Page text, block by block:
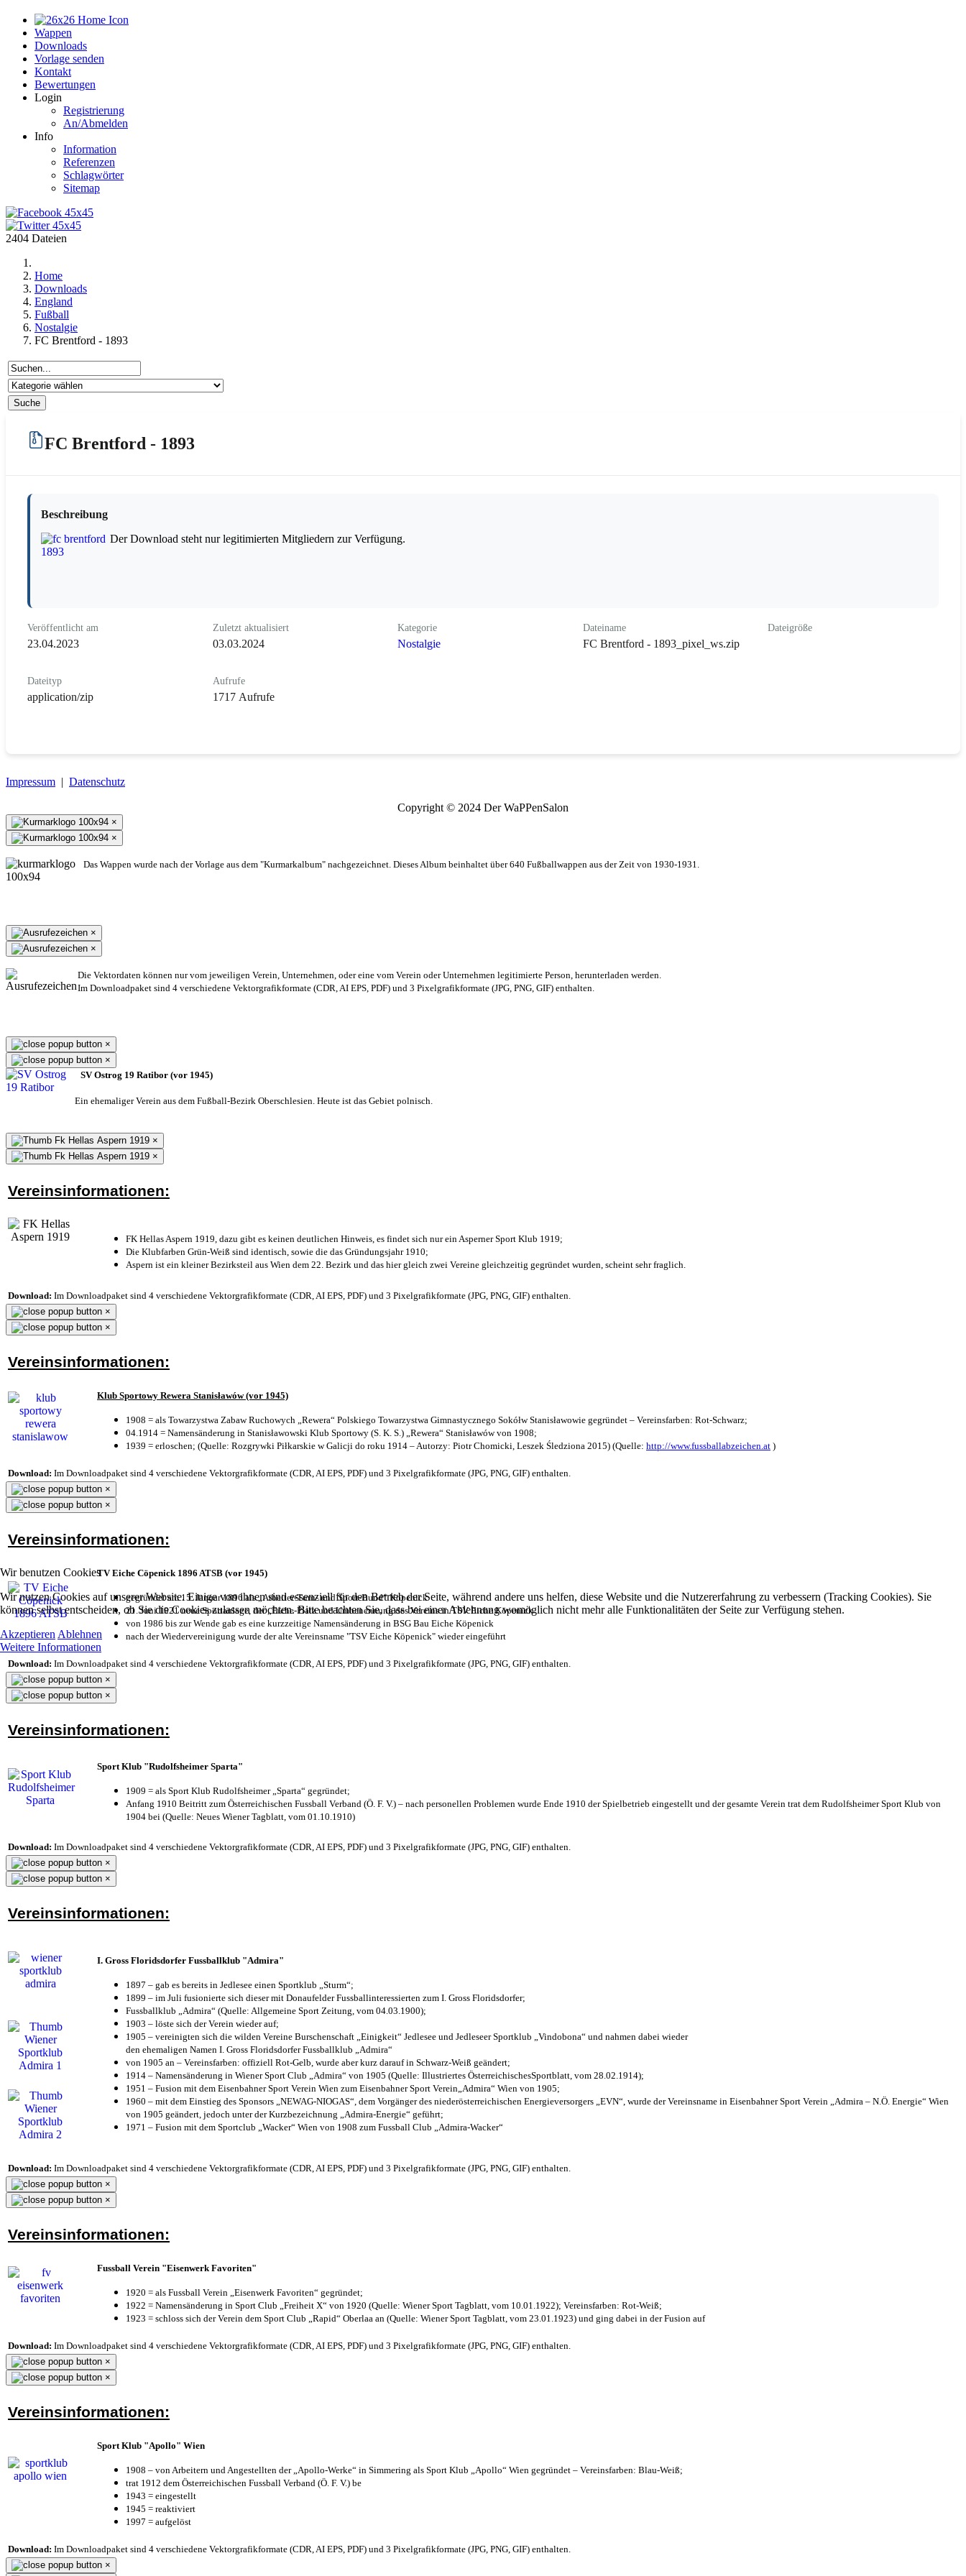
Wappen
Downloads
Vorlage senden
Kontakt
Bewertungen
Login
Registrierung
An/Abmelden
Info
Information
Referenzen
Schlagwörter
Sitemap
2404 Dateien
Home
Downloads
England
Fußball
Nostalgie
FC Brentford - 1893
FC Brentford - 1893
Beschreibung
Der Download steht nur legitimierten Mitgliedern zur Verfügung.
Veröffentlicht am
23.04.2023
Zuletzt aktualisiert
03.03.2024
Kategorie
Nostalgie
Dateiname
FC Brentford - 1893_pixel_ws.zip
Dateigröße
Dateityp
application/zip
Aufrufe
1717 Aufrufe
Impressum | Datenschutz
Copyright © 2024 Der WaPPenSalon
Wir benutzen Cookies
Wir nutzen Cookies auf unserer Website. Einige von ihnen sind essenziell für den Betrieb der Seite, während andere uns helfen, diese Website und die Nutzererfahrung zu verbessern (Tracking Cookies). Sie
können selbst entscheiden, ob Sie die Cookies zulassen möchten. Bitte beachten Sie, dass bei einer Ablehnung womöglich nicht mehr alle Funktionalitäten der Seite zur Verfügung stehen.
Akzeptieren Ablehnen
Weitere Informationen
×
×
Das Wappen wurde nach der Vorlage aus dem "Kurmarkalbum" nachgezeichnet. Dieses Album beinhaltet über 640 Fußballwappen aus der Zeit von 1930-1931.
×
×
Die Vektordaten können nur vom jeweiligen Verein, Unternehmen, oder eine vom Verein oder Unternehmen legitimierte Person, herunterladen werden.
Im Downloadpaket sind 4 verschiedene Vektorgrafikformate (CDR, AI EPS, PDF) und 3 Pixelgrafikformate (JPG, PNG, GIF) enthalten.
×
×
SV Ostrog 19 Ratibor (vor 1945)
Ein ehemaliger Verein aus dem Fußball-Bezirk Oberschlesien. Heute ist das Gebiet polnisch.
×
×
Vereinsinformationen:
FK Hellas Aspern 1919, dazu gibt es keinen deutlichen Hinweis, es findet sich nur ein Asperner Sport Klub 1919;
Die Klubfarben Grün-Weiß sind identisch, sowie die das Gründungsjahr 1910;
Aspern ist ein kleiner Bezirksteil aus Wien dem 22. Bezirk und das hier gleich zwei Vereine gleichzeitig gegründet wurden, scheint sehr fraglich.
Download: Im Downloadpaket sind 4 verschiedene Vektorgrafikformate (CDR, AI EPS, PDF) und 3 Pixelgrafikformate (JPG, PNG, GIF) enthalten.
×
×
Vereinsinformationen:
Klub Sportowy Rewera Stanisławów (vor 1945)
1908 = als Towarzystwa Zabaw Ruchowych „Rewera“ Polskiego Towarzystwa Gimnastycznego Sokółw Stanisławowie gegründet – Vereinsfarben: Rot-Schwarz;
04.1914 = Namensänderung in Stanisławowski Klub Sportowy (S. K. S.) „Rewera“ Stanisławów von 1908;
1939 = erloschen; (Quelle: Rozgrywki Piłkarskie w Galicji do roku 1914 – Autorzy: Piotr Chomicki, Leszek Śledziona 2015) (Quelle: http://www.fussballabzeichen.at )
Download: Im Downloadpaket sind 4 verschiedene Vektorgrafikformate (CDR, AI EPS, PDF) und 3 Pixelgrafikformate (JPG, PNG, GIF) enthalten.
×
×
Vereinsinformationen:
TV Eiche Cöpenick 1896 ATSB (vor 1945)
gegründet am 15. Januar 1896 als „Arbeiter-Turn- und Sport-Bund“ Köpenick
21. Juni 1921 neue Sportanlage, der „Eiche-Platz und Umbenennung des Vereins in TSV Eiche Köpenick
von 1986 bis zur Wende gab es eine kurzzeitige Namensänderung in BSG Bau Eiche Köpenick
nach der Wiedervereinigung wurde der alte Vereinsname "TSV Eiche Köpenick" wieder eingeführt
Download: Im Downloadpaket sind 4 verschiedene Vektorgrafikformate (CDR, AI EPS, PDF) und 3 Pixelgrafikformate (JPG, PNG, GIF) enthalten.
×
×
Vereinsinformationen:
Sport Klub "Rudolfsheimer Sparta"
1909 = als Sport Klub Rudolfsheimer „Sparta“ gegründet;
Anfang 1910 Beitritt zum Österreichischen Fussball Verband (Ö. F. V.) – nach personellen Problemen wurde Ende 1910 der Spielbetrieb eingestellt und der gesamte Verein trat dem Rudolfsheimer Sport Klub von
1904 bei (Quelle: Neues Wiener Tagblatt, vom 01.10.1910)
Download: Im Downloadpaket sind 4 verschiedene Vektorgrafikformate (CDR, AI EPS, PDF) und 3 Pixelgrafikformate (JPG, PNG, GIF) enthalten.
×
×
Vereinsinformationen:
I. Gross Floridsdorfer Fussballklub "Admira"
1897 – gab es bereits in Jedlesee einen Sportklub „Sturm“;
1899 – im Juli fusionierte sich dieser mit Donaufelder Fussballinteressierten zum I. Gross Floridsdorfer;
Fussballklub „Admira“ (Quelle: Allgemeine Sport Zeitung, vom 04.03.1900);
1903 – löste sich der Verein wieder auf;
1905 – vereinigten sich die wilden Vereine Burschenschaft „Einigkeit“ Jedlesee und Jedleseer Sportklub „Vindobona“ und nahmen dabei wieder
den ehemaligen Namen I. Gross Floridsdorfer Fussballklub „Admira“
von 1905 an – Vereinsfarben: offiziell Rot-Gelb, wurde aber kurz darauf in Schwarz-Weiß geändert;
1914 – Namensänderung in Wiener Sport Club „Admira“ von 1905 (Quelle: Illustriertes ÖsterreichischesSportblatt, vom 28.02.1914);
1951 – Fusion mit dem Eisenbahner Sport Verein Wien zum Eisenbahner Sport Verein„Admira“ Wien von 1905;
1960 – mit dem Einstieg des Sponsors „NEWAG-NIOGAS“, dem Vorgänger des niederösterreichischen Energieversorgers „EVN“, wurde der Vereinsname in Eisenbahner Sport Verein „Admira – N.Ö. Energie“ Wien
von 1905 geändert, jedoch unter der Kurzbezeichnung „Admira-Energie“ geführt;
1971 – Fusion mit dem Sportclub „Wacker“ Wien von 1908 zum Fussball Club „Admira-Wacker“
Download: Im Downloadpaket sind 4 verschiedene Vektorgrafikformate (CDR, AI EPS, PDF) und 3 Pixelgrafikformate (JPG, PNG, GIF) enthalten.
×
×
Vereinsinformationen:
Fussball Verein "Eisenwerk Favoriten"
1920 = als Fussball Verein „Eisenwerk Favoriten“ gegründet;
1922 = Namensänderung in Sport Club „Freiheit X“ von 1920 (Quelle: Wiener Sport Tagblatt, vom 10.01.1922); Vereinsfarben: Rot-Weiß;
1923 = schloss sich der Verein dem Sport Club „Rapid“ Oberlaa an (Quelle: Wiener Sport Tagblatt, vom 23.01.1923) und ging dabei in der Fusion auf
Download: Im Downloadpaket sind 4 verschiedene Vektorgrafikformate (CDR, AI EPS, PDF) und 3 Pixelgrafikformate (JPG, PNG, GIF) enthalten.
×
×
Vereinsinformationen:
Sport Klub "Apollo" Wien
1908 – von Arbeitern und Angestellten der „Apollo-Werke“ in Simmering als Sport Klub „Apollo“ Wien gegründet – Vereinsfarben: Blau-Weiß;
trat 1912 dem Österreichischen Fussball Verband (Ö. F. V.) be
1943 = eingestellt
1945 = reaktiviert
1997 = aufgelöst
Download: Im Downloadpaket sind 4 verschiedene Vektorgrafikformate (CDR, AI EPS, PDF) und 3 Pixelgrafikformate (JPG, PNG, GIF) enthalten.
×